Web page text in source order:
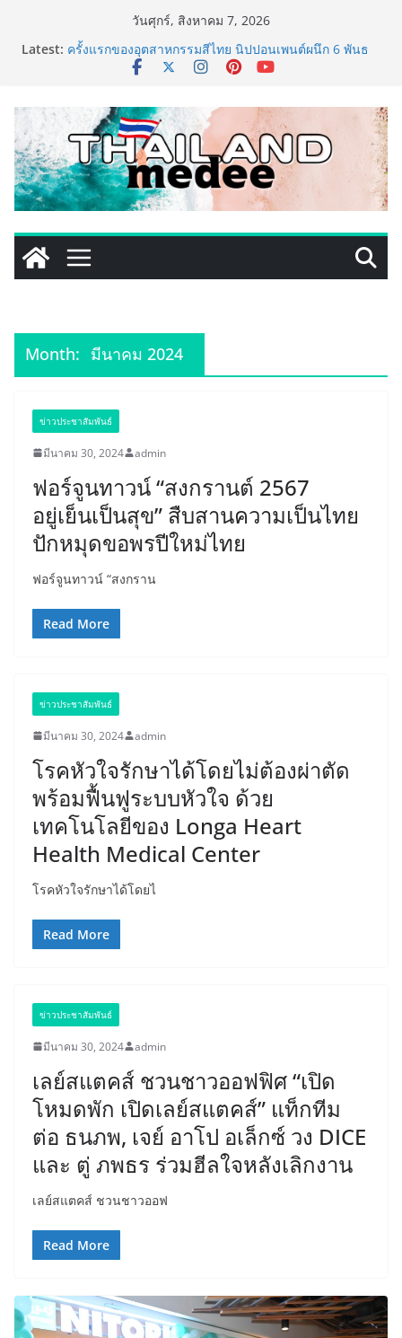
วันศุกร์, สิงหาคม 7, 2026
Latest: ครั้งแรกของอุตสาหกรรมสีไทย นิปปอนเพนต์ผนึก 6 พันธ
มิตรโมเดิร์นเทรดชั้นนำ นำร่องเปิดตัว “NIPPON PAINT
ยกระดับความมั่นใจลูกค้าด้วยผลิตภัณฑ์คุณภาพและ
บริการหลังการขายที่ครบวงจร
เริ่มแล้ว! อ.ต.ก.แฟร์ 4 ภาค @ภาคกลาง “มนต์เสน่ห์เกษตร
ไทย สู่ใจกลางมหานคร” ชวนชิม ช้อป สินค้าเกษตร
คุณภาพจากทั่วไทย วันนี้ – 8 สิงหาคมนี้ ณ ลานคนเมือง
ททท. ประกาศความสำเร็จ Village to the World Season
5 ผนึก 9 พันธมิตร ขับเคลื่อน ESG Tourism สืบสานพระ
ราชปณิธาน สร้างคุณค่าการท่องเที่ยวไทยอย่างยั่งยืน
เหิงลี่ แมนูแฟคเจอริ่ง เทคโนโลยี (ไทยแลนด์) เปิดโรงงาน
แห่งใหม่ในชลบุรี เดินหน้าขยายฐานการผลิตสู่เอเชียตะวัน
ออกเฉียงใต้ เสริมแกร่งยุทธศาสตร์ระดับโลก
MRT วาง POVA 8 Series จุดเริ่มต้นครั้งสำคัญ
Month: มีนาคม 2024
ข่าวประชาสัมพันธ์
มีนาคม 30, 2024 admin
ฟอร์จูนทาวน์ “สงกรานต์ 2567
อยู่เย็นเป็นสุข” สืบสานความเป็นไทย
ปักหมุดขอพรปีใหม่ไทย
ฟอร์จูนทาวน์ “สงกราน
Read More
ข่าวประชาสัมพันธ์
มีนาคม 30, 2024 admin
โรคหัวใจรักษาได้โดยไม่ต้องผ่าตัด
พร้อมฟื้นฟูระบบหัวใจ ด้วย
เทคโนโลยีของ Longa Heart
Health Medical Center
โรคหัวใจรักษาได้โดยไ
Read More
ข่าวประชาสัมพันธ์
มีนาคม 30, 2024 admin
เลย์สแตคส์ ชวนชาวออฟฟิศ “เปิด
โหมดพัก เปิดเลย์สแตคส์” แท็กทีม
ต่อ ธนภพ, เจย์ อาโป อเล็กซ์ วง DICE
และ ตู่ ภพธร ร่วมฮีลใจหลังเลิกงาน
เลย์สแตคส์ ชวนชาวออฟ
Read More